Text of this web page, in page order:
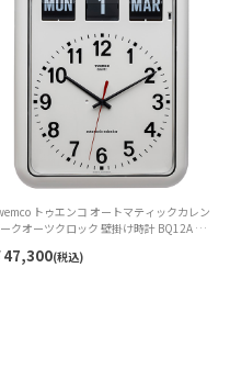
トゥエンコ オートマティックカレン
クオーツクロック 壁掛け時計 BQ12A ホ
47,300(税込)